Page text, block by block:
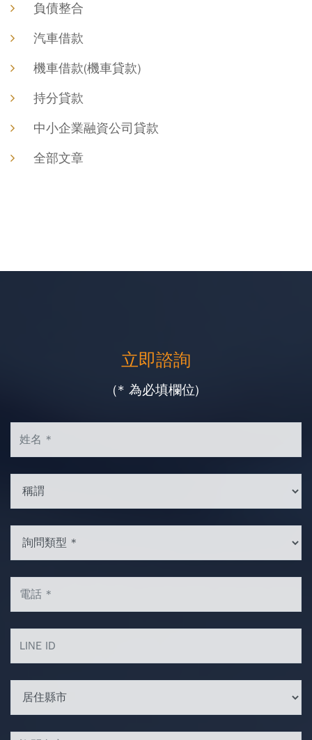
負債整合
汽車借款
機車借款(機車貸款)
持分貸款
中小企業融資公司貸款
全部文章
立即諮詢
(* 為必填欄位)